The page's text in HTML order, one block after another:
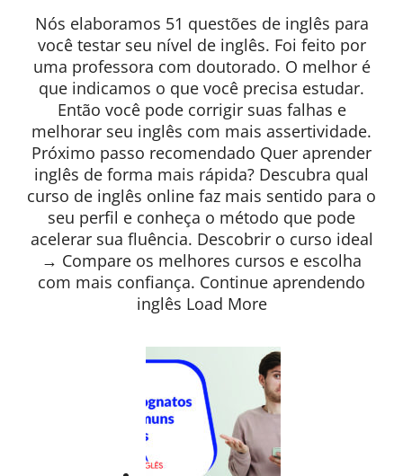
Nós elaboramos 51 questões de inglês para
você testar seu nível de inglês. Foi feito por
uma professora com doutorado. O melhor é
que indicamos o que você precisa estudar.
Então você pode corrigir suas falhas e
melhorar seu inglês com mais assertividade.
Próximo passo recomendado Quer aprender
inglês de forma mais rápida? Descubra qual
curso de inglês online faz mais sentido para o
seu perfil e conheça o método que pode
acelerar sua fluência. Descobrir o curso ideal
→ Compare os melhores cursos e escolha
com mais confiança. Continue aprendendo
inglês Load More